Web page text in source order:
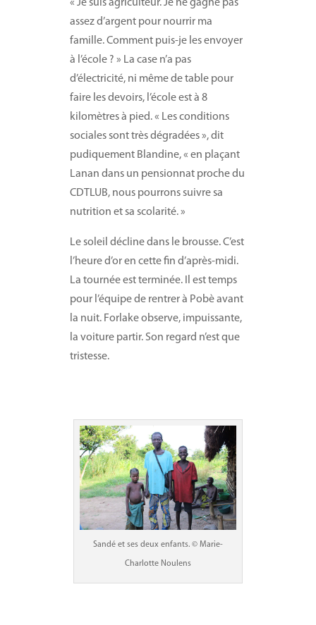
« Je suis agriculteur. Je ne gagne pas
assez d’argent pour nourrir ma
famille. Comment puis-je les envoyer
à l’école ? » La case n’a pas
d’électricité, ni même de table pour
faire les devoirs, l’école est à 8
kilomètres à pied. « Les conditions
sociales sont très dégradées », dit
pudiquement Blandine, « en plaçant
Lanan dans un pensionnat proche du
CDTLUB, nous pourrons suivre sa
nutrition et sa scolarité. »
Le soleil décline dans le brousse. C’est
l’heure d’or en cette fin d’après-midi.
La tournée est terminée. Il est temps
pour l’équipe de rentrer à Pobè avant
la nuit. Forlake observe, impuissante,
la voiture partir. Son regard n’est que
tristesse.
Sandé et ses deux enfants. © Marie-
Charlotte Noulens